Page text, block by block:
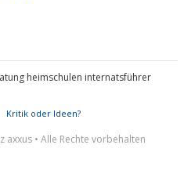
heimschulen internatsführer
Kritik oder Ideen?
axxus • Alle Rechte vorbehalten